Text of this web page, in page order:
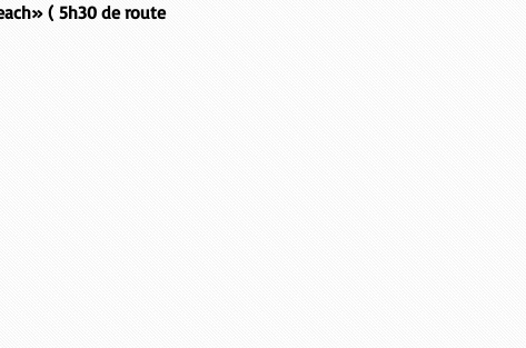
( 5h30 de route